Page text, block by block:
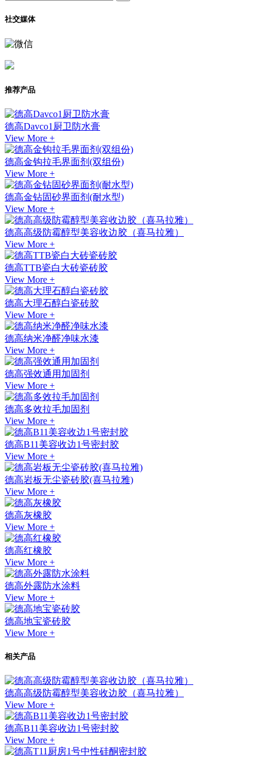
社交媒体
推荐产品
德高Davco1厨卫防水膏
View More +
德高金钩拉毛界面剂(双组份)
View More +
德高金钻固砂界面剂(耐水型)
View More +
德高高级防霉醇型美容收边胶（喜马拉雅）
View More +
德高TTB瓷白大砖瓷砖胶
View More +
德高大理石醇白瓷砖胶
View More +
德高纳米净醛净味水漆
View More +
德高强效通用加固剂
View More +
德高多效拉毛加固剂
View More +
德高B11美容收边1号密封胶
View More +
德高岩板无尘瓷砖胶(喜马拉雅)
View More +
德高灰橡胶
View More +
德高红橡胶
View More +
德高外露防水涂料
View More +
德高地宝瓷砖胶
View More +
相关产品
德高高级防霉醇型美容收边胶（喜马拉雅）
View More +
德高B11美容收边1号密封胶
View More +